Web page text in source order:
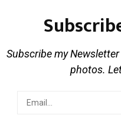
Subscribe my
photos.